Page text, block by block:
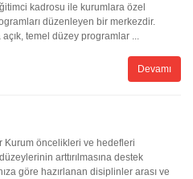
kadrosu ile kurumlara özel
düzenleyen bir merkezdir.
temel düzey programlar ...
Devamı
Kurum öncelikleri ve hedefleri
arttırılmasına destek
göre hazırlanan disiplinler arası ve